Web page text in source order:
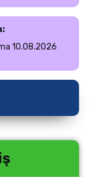
10.08.2026